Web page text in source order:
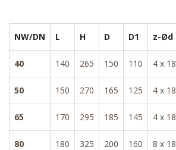
NW/DN L H D D1 z-Ød
40 140 265 150 110 4 x 18
50 150 270 165 125 4 x 18
65 170 295 185 145 4 x 18
80 180 325 200 160 8 x 18